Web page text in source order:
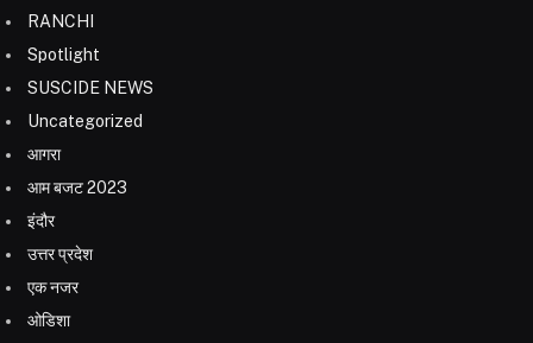
RANCHI
Spotlight
SUSCIDE NEWS
Uncategorized
आगरा
आम बजट 2023
इंदौर
उत्तर प्रदेश
एक नजर
ओडिशा